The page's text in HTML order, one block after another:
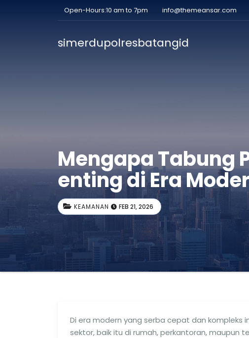
Open-Hours:10 am to 7pm info@themeansar.com
simerdupolresbatangid
Mengapa Tabung
enting di Era
KEAMANAN FEB 21, 2026
Di era modern yang serba cepat dan kompleks
sektor, baik itu di rumah, perkantoran, maupun